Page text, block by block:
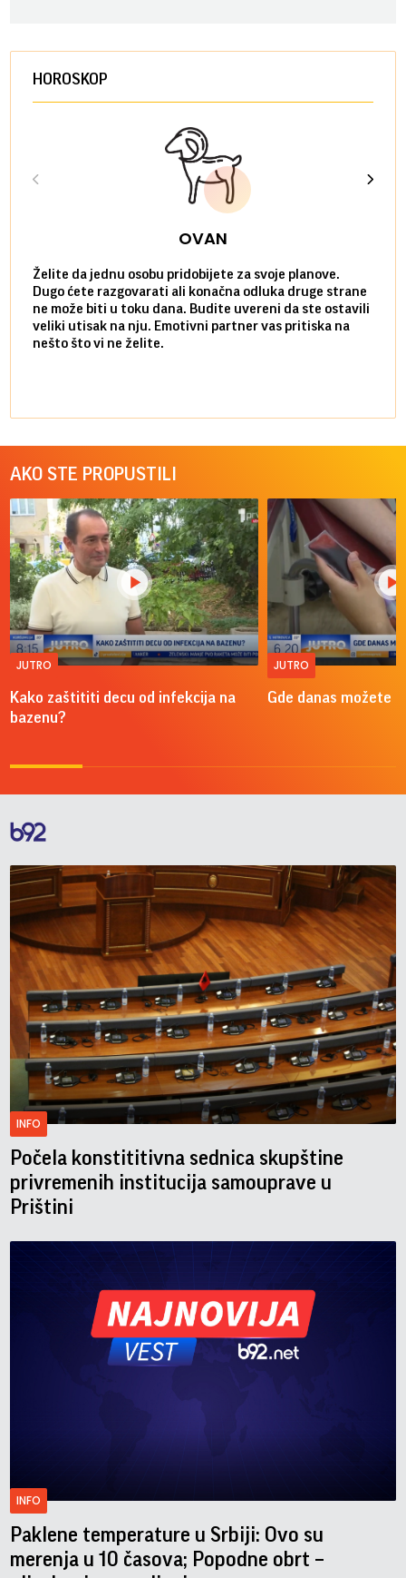
HOROSKOP
OVAN
Želite da jednu osobu pridobijete za svoje planove.
Dugo ćete razgovarati ali konačna odluka druge strane
ne može biti u toku dana. Budite uvereni da ste ostavili
veliki utisak na nju. Emotivni partner vas pritiska na
nešto što vi ne želite.
AKO STE PROPUSTILI
JUTRO
Kako zaštititi decu od infekcija na
bazenu?
JUTRO
Gde danas možete
INFO
Počela konstititivna sednica skupštine
privremenih institucija samouprave u
Prištini
INFO
Paklene temperature u Srbiji: Ovo su
merenja u 10 časova; Popodne obrt –